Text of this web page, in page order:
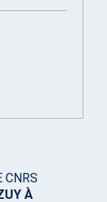
CNRS
À